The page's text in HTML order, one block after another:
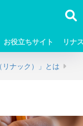
お役立ちサイト リナ
ナック）」とは